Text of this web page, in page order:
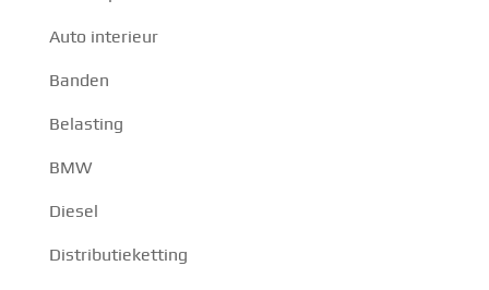
Auto interieur
Banden
Belasting
BMW
Diesel
Distributieketting